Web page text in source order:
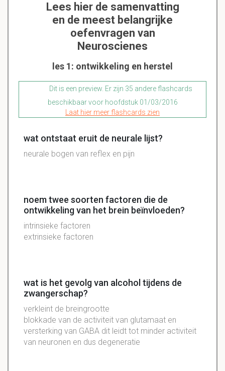
Lees hier de samenvatting
en de meest belangrijke
oefenvragen van
Neuroscienes
les 1: ontwikkeling en herstel
Dit is een preview. Er zijn 35 andere flashcards
beschikbaar voor hoofdstuk 01/03/2016
Laat hier meer flashcards zien
wat ontstaat eruit de neurale lijst?
neurale bogen van reflex en pijn
noem twee soorten factoren die de
ontwikkeling van het brein beïnvloeden?
intrinsieke factoren
extrinsieke factoren
wat is het gevolg van alcohol tijdens de
zwangerschap?
verkleint de breingrootte
blokkade van de activiteit van glutamaat en
versterking van GABA dit leidt tot minder activiteit
van neuronen en dus degeneratie